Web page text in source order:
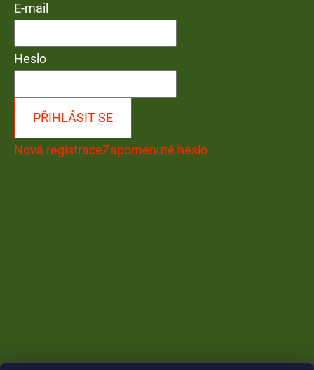
E-mail
Heslo
PŘIHLÁSIT SE
Nová registraceZapomenuté heslo